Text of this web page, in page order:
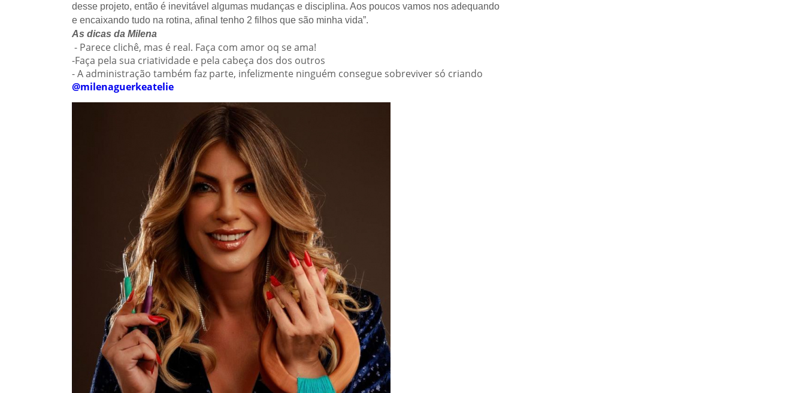
desse projeto, então é inevitável algumas mudanças e disciplina. Aos poucos vamos nos adequando
e encaixando tudo na rotina, afinal tenho 2 filhos que são minha vida”.
As dicas da Milena
- Parece clichê, mas é real. Faça com amor oq se ama!
-Faça pela sua criatividade e pela cabeça dos dos outros
- A administração também faz parte, infelizmente ninguém consegue sobreviver só criando
@milenaguerkeatelie